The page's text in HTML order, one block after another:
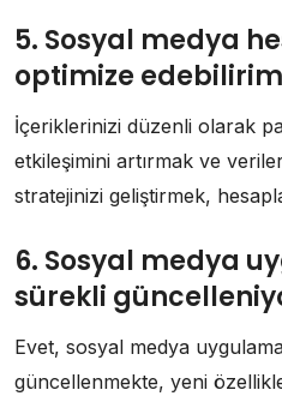
5. Sosyal medya
optimize
İçeriklerinizi düzenli olarak
etkileşimini artırmak ve
stratejinizi geliştirmek,
6. Sosyal medya
sürekli
Evet, sosyal medya
güncellenmekte, yeni